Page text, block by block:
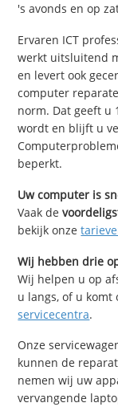
's avonds en op
Ervaren ICT
werkt uitsluitend
en levert ook
computer
norm. Dat geeft u
wordt en blijft u
beperkt.
Uw computer is
Vaak de
bekijk onze
Wij hebben drie
Wij helpen u op
u langs, of u komt
servicecentra.
Onze
kunnen de
nemen wij uw
vervangende